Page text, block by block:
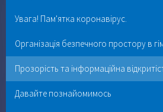
Увага! Пам'ятка коронавірус.
Організація безпечного простору в
Прозорість та інформаційна
Давайте познайомимось